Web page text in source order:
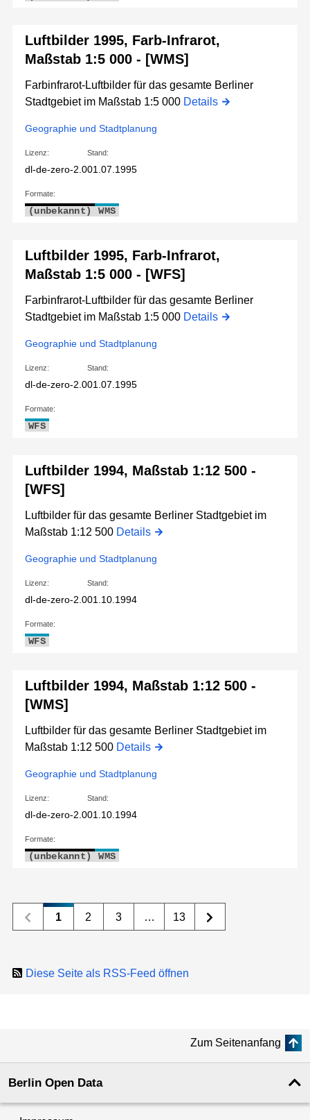
Luftbilder 1995, Farb-Infrarot,
Maßstab 1:5 000 - [WMS]
Farbinfrarot-Luftbilder für das gesamte Berliner
Stadtgebiet im Maßstab 1:5 000 Details
Geographie und Stadtplanung
Lizenz:
dl-de-zero-2.0
Stand:
01.07.1995
Formate:
(unbekannt) WMS
Luftbilder 1995, Farb-Infrarot,
Maßstab 1:5 000 - [WFS]
Farbinfrarot-Luftbilder für das gesamte Berliner
Stadtgebiet im Maßstab 1:5 000 Details
Geographie und Stadtplanung
Lizenz:
dl-de-zero-2.0
Stand:
01.07.1995
Formate:
WFS
Luftbilder 1994, Maßstab 1:12 500 -
[WFS]
Luftbilder für das gesamte Berliner Stadtgebiet im
Maßstab 1:12 500 Details
Geographie und Stadtplanung
Lizenz:
dl-de-zero-2.0
Stand:
01.10.1994
Formate:
WFS
Luftbilder 1994, Maßstab 1:12 500 -
[WMS]
Luftbilder für das gesamte Berliner Stadtgebiet im
Maßstab 1:12 500 Details
Geographie und Stadtplanung
Lizenz:
dl-de-zero-2.0
Stand:
01.10.1994
Formate:
(unbekannt) WMS
1 2 3 … 13
Diese Seite als RSS-Feed öffnen
Zum Seitenanfang
Berlin Open Data